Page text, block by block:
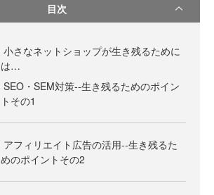
目次
小さなネットショップが生き残るために
は…
SEO・SEM対策‐‐生き残るためのポイン
トその1
アフィリエイト広告の活用‐‐生き残るた
めのポイントその2